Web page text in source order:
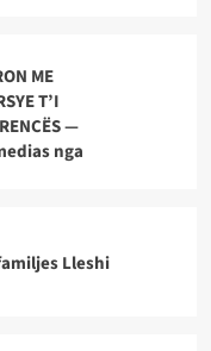
ME
T’I
—
nga
Lleshi